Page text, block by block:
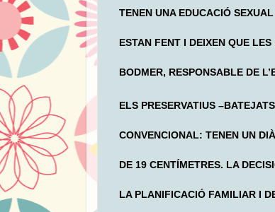
TENEN UNA EDUCACIÓ
ESTAN FENT I DEIXEN QUE
BODMER, RESPONSABLE DE
ELS PRESERVATIUS
CONVENCIONAL: TENEN UN
DE 19 CENTÍMETRES. LA
LA PLANIFICACIÓ FAMILIAR I